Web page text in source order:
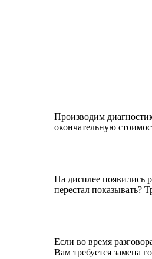
Производим
окончательную
На дисплее появились
перестал показывать?
Если во время
Вам требуется замена